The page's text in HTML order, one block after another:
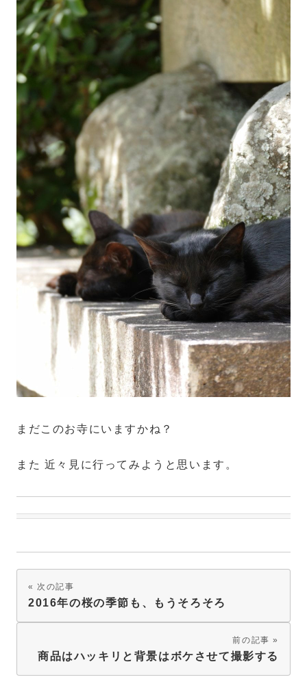
まだこのお寺にいますかね？
また 近々見に行ってみようと思います。
次の記事
2016年の桜の季節も、もうそろそろ
前の記事
商品はハッキリと背景はボケさせて撮影する